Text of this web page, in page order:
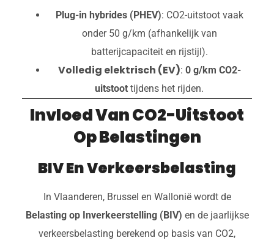
Plug-in hybrides (PHEV): CO2-uitstoot vaak
onder 50 g/km (afhankelijk van
batterijcapaciteit en rijstijl).
Volledig elektrisch (EV): 0 g/km CO2-
uitstoot tijdens het rijden.
Invloed Van CO2-Uitstoot
Op Belastingen
BIV En Verkeersbelasting
In Vlaanderen, Brussel en Wallonië wordt de
Belasting op Inverkeerstelling (BIV) en de jaarlijkse
verkeersbelasting berekend op basis van CO2,